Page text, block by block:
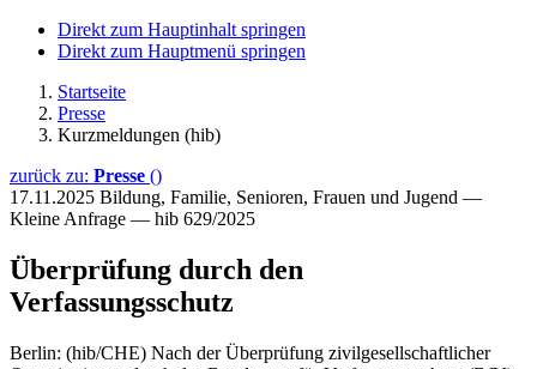
Direkt zum Hauptinhalt springen
Direkt zum Hauptmenü springen
Startseite
Presse
Kurzmeldungen (hib)
zurück zu: Presse ()
17.11.2025 Bildung, Familie, Senioren, Frauen und Jugend —
Kleine Anfrage — hib 629/2025
Überprüfung durch den
Verfassungsschutz
Berlin: (hib/CHE) Nach der Überprüfung zivilgesellschaftlicher